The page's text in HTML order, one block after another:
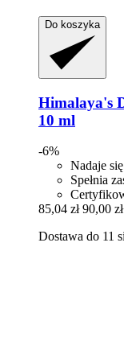
Do koszyka
Himalaya's
10 ml
-6%
Nadaje
Spełnia
85,04 zł 90,00 zł
Dostawa do 11